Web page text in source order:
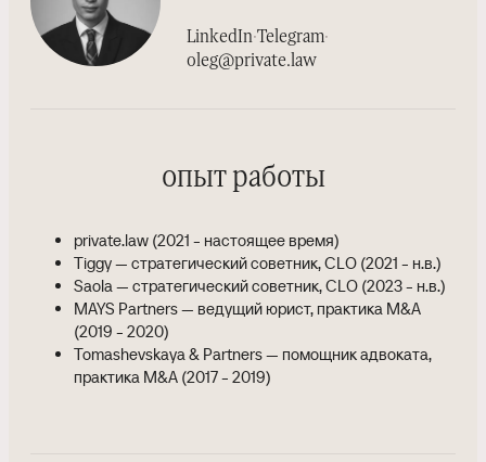
LinkedIn·Telegram·
oleg@private.law
опыт работы
private.law (2021 - настоящее время)
Tiggy — стратегический советник, CLO (2021 - н.в.)
Saola — стратегический советник, CLO (2023 - н.в.)
MAYS Partners — ведущий юрист, практика M&A
(2019 - 2020)
Tomashevskaya & Partners — помощник адвоката,
практика M&A (2017 - 2019)